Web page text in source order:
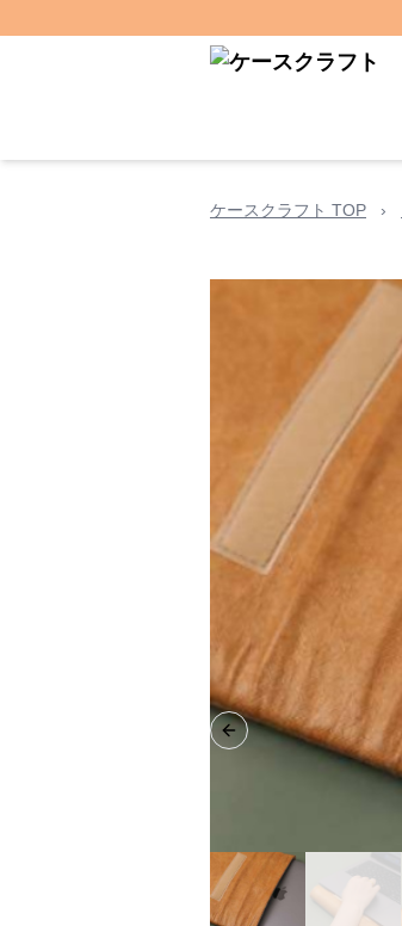
ケースクラフト TOP ›
Previous slide